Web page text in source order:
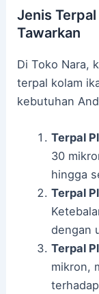
Jenis
Tawarkan
Di Toko Nara,
terpal kolam
kebutuhan
Terpal
30
hingga
Terpal
dengan
Terpal
mikron,